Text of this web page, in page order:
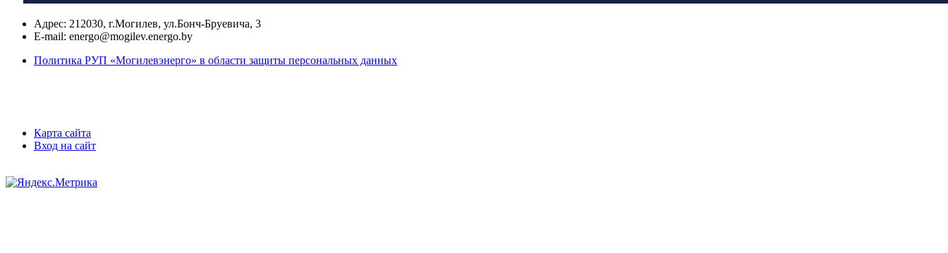
Адрес: 212030, г.Могилев, ул.Бонч-Бруевича, 3
E-mail: energo@mogilev.energo.by
Политика РУП «Могилевэнерго» в области защиты персональных данных
Карта сайта
Вход на сайт